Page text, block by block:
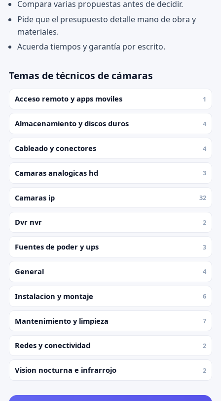
Compara varias propuestas antes de decidir.
Pide que el presupuesto detalle mano de obra y
materiales.
Acuerda tiempos y garantía por escrito.
Temas de técnicos de cámaras
Acceso remoto y apps moviles 1
Almacenamiento y discos duros 4
Cableado y conectores 4
Camaras analogicas hd 3
Camaras ip 32
Dvr nvr 2
Fuentes de poder y ups 3
General 4
Instalacion y montaje 6
Mantenimiento y limpieza 7
Redes y conectividad 2
Vision nocturna e infrarrojo 2